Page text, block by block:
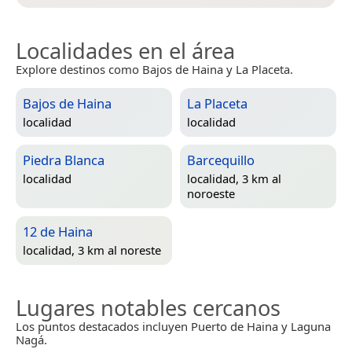
Localidades en el área
Explore destinos como Bajos de Haina y La Placeta.
Bajos de Haina
localidad
La Placeta
localidad
Piedra Blanca
localidad
Barcequillo
localidad, 3 km al
noroeste
12 de Haina
localidad, 3 km al noreste
Lugares notables cercanos
Los puntos destacados incluyen Puerto de Haina y Laguna
Nagá.